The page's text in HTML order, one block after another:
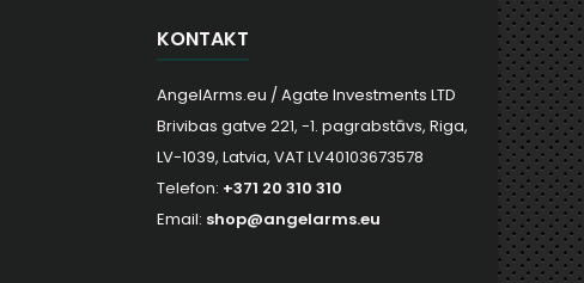
KONTAKT
AngelArms.eu / Agate Investments LTD
Brivibas gatve 221, -1. pagrabstāvs, Riga,
LV-1039, Latvia, VAT LV40103673578
Telefon: +371 20 310 310
Email: shop@angelarms.eu